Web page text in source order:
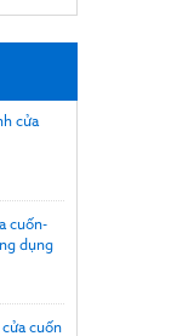
cửa
cuốn-
dụng
cuốn